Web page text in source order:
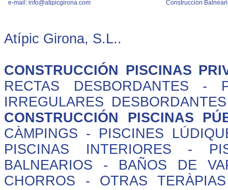
e-mail:info@atipicgirona.com
Construcción
Atípic Girona, S.L..
CONSTRUCCIÓN PISCINAS
RECTAS DESBORDANTES -
IRREGULARES DESBORDANTES
CONSTRUCCIÓN PISCINAS
CÀMPINGS - PISCINES
PISCINAS INTERIORES -
BALNEARIOS - BAÑOS DE
CHORROS - OTRAS TERÀPIAS